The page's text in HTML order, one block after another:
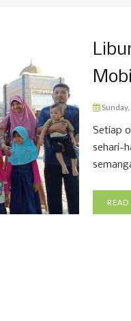
Setiap
sehari-
READ